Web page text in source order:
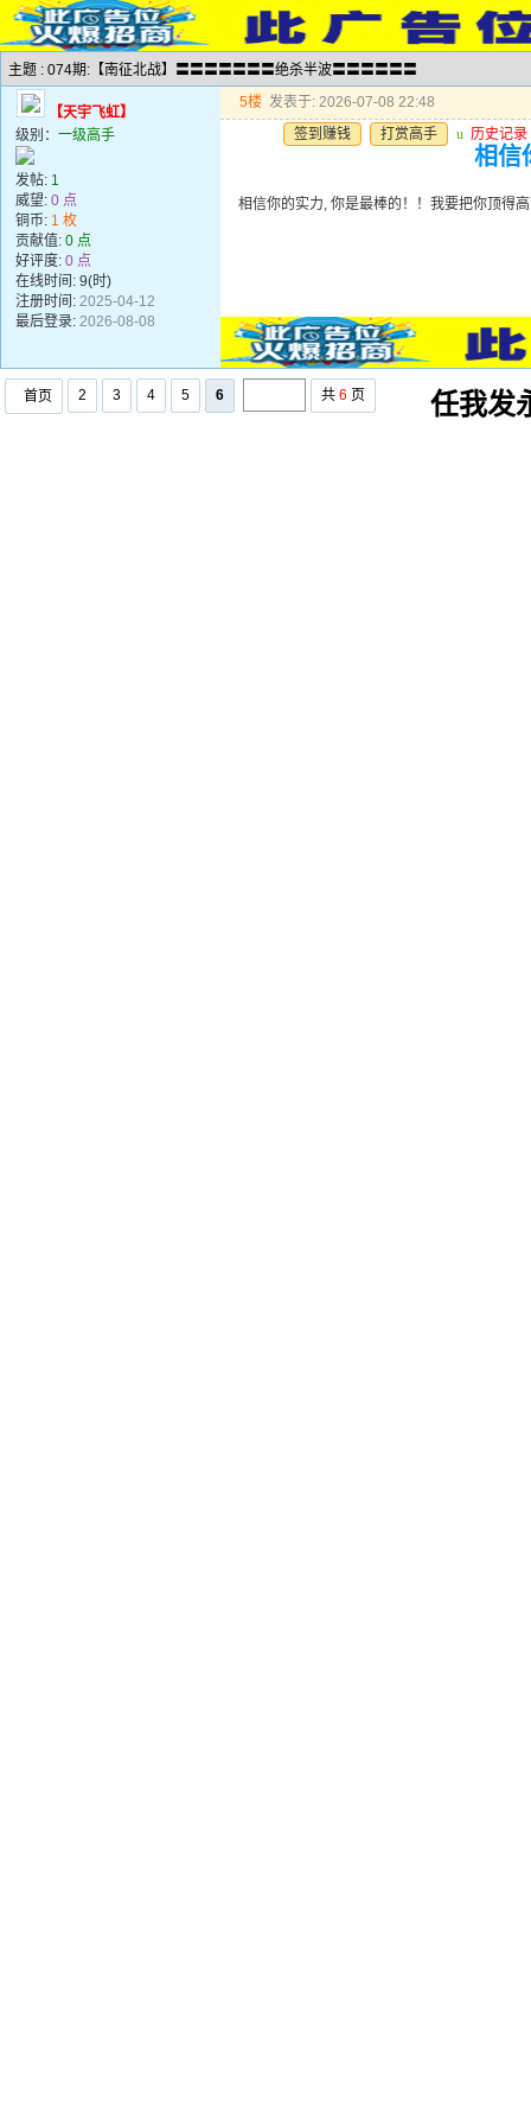
主题 : 074期:【南征北战】〓〓〓〓〓〓〓绝杀半波〓〓〓〓〓〓
【天宇飞虹】
级别： 一级高手
发帖: 1
威望: 0 点
铜币: 1 枚
贡献值: 0 点
好评度: 0 点
在线时间: 9(时)
注册时间: 2025-04-12
最后登录: 2026-08-08
5楼 发表于: 2026-07-08 22:48
签到赚钱
打赏高手 u 历史记录
相信
相信你的实力, 你是最棒的！！我要把你顶得
首页 2 3 4 5 6 共 6 页 任我发